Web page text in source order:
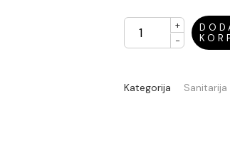
+
-
Kategorija Sanitarija